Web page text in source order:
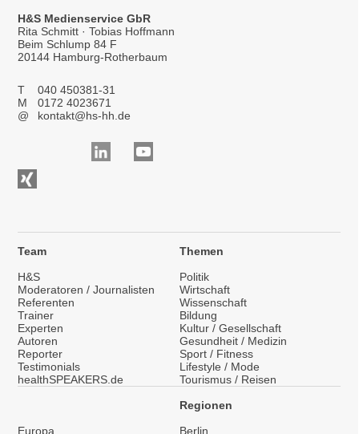
H&S Medienservice GbR
Rita Schmitt · Tobias Hoffmann
Beim Schlump 84 F
20144 Hamburg-Rotherbaum
T
040 450381-31
M
0172 4023671
@
kontakt@hs-hh.de
Team
H&S
Moderatoren / Journalisten
Referenten
Trainer
Experten
Autoren
Reporter
Testimonials
healthSPEAKERS.de
Themen
Politik
Wirtschaft
Wissenschaft
Bildung
Kultur / Gesellschaft
Gesundheit / Medizin
Sport / Fitness
Lifestyle / Mode
Tourismus / Reisen
Europa
Regionen
Berlin